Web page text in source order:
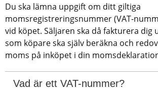
Du ska lämna uppgift om ditt giltiga
momsregistreringsnummer (VAT-
vid köpet. Säljaren ska då fakturera dig
som köpare ska själv beräkna och
moms på inköpet i din
Vad är ett VAT-nummer?